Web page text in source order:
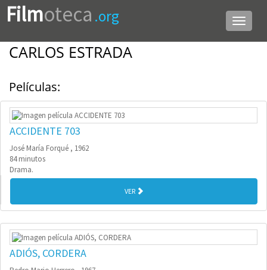
Menú
de
Filmoteca .org
CARLOS ESTRADA
Películas:
ACCIDENTE 703
José María Forqué , 1962
84 minutos
Drama.
VER
ADIÓS, CORDERA